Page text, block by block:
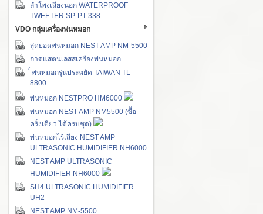
ลำโพงเสียงนอก WATERPROOF
TWEETER SP-PT-338
VDO กลุ่มเครื่องพ่นหมอก
สุดยอดพ่นหมอก NEST AMP NM-5500
ถาดแสตนเลสสเครื่องพ่นหมอก
์ พ่นหมอกรุ่นประหยัด TAIWAN TL-
8800
พ่นหมอก NESTPRO HM6000
พ่นหมอก NEST AMP NM5500 (ซื้อ
ครั้งเดียว ได้ครบชุด)
พ่นหมอกไร้เสียง NEST AMP
ULTRASONIC HUMIDIFIER NH6000
NEST AMP ULTRASONIC
HUMIDIFIER NH6000
SH4 ULTRASONIC HUMIDIFIER
UH2
NEST AMP NM-5500